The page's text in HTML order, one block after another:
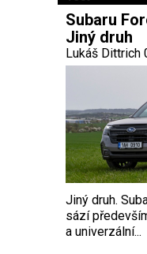
Subaru
Jiný druh
Lukáš Dittrich
Jiný druh.
sází
a univerzální...